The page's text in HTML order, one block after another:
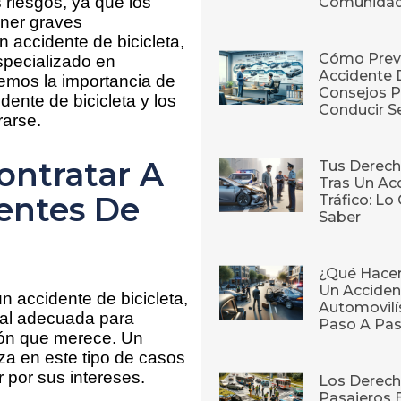
graves
accidente de bicicleta,
en
la importancia de
de bicicleta y los
A
De
accidente de bicicleta,
adecuada para
que merece. Un
en este tipo de casos
por sus intereses.
Cómo
Accidente
Consejos
Conducir
Tus
Tras Un
Tráfico: Lo
Saber
¿Qué
Un
Paso A
Los